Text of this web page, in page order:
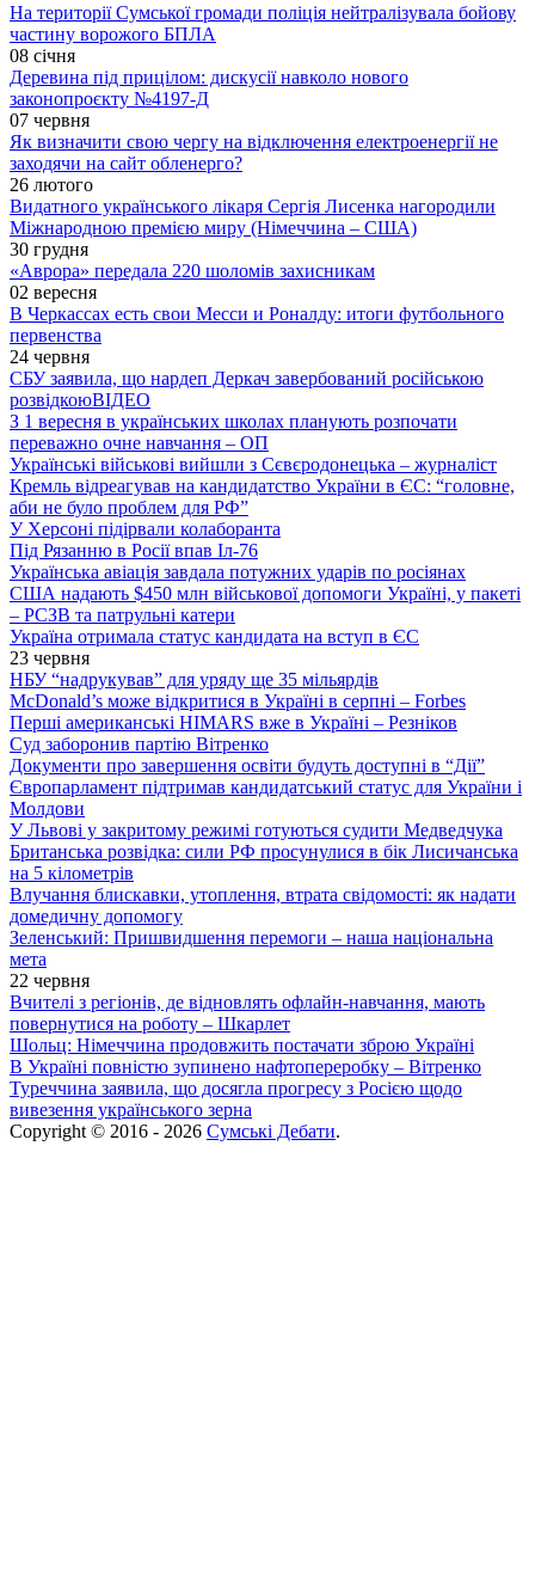
На території Сумської громади поліція нейтралізувала бойову
частину ворожого БПЛА
08 січня
Деревина під прицілом: дискусії навколо нового
законопроєкту №4197-Д
07 червня
Як визначити свою чергу на відключення електроенергії не
заходячи на сайт обленерго?
26 лютого
Видатного українського лікаря Сергія Лисенка нагородили
Міжнародною премією миру (Німеччина – США)
30 грудня
«Аврора» передала 220 шоломів захисникам
02 вересня
В Черкассах есть свои Месси и Роналду: итоги футбольного
первенства
24 червня
СБУ заявила, що нардеп Деркач завербований російською
розвідкоюВІДЕО
З 1 вересня в українських школах планують розпочати
переважно очне навчання – ОП
Українські військові вийшли з Сєвєродонецька – журналіст
Кремль відреагував на кандидатство України в ЄС: “головне,
аби не було проблем для РФ”
У Херсоні підірвали колаборанта
Під Рязанню в Росії впав Іл-76
Українська авіація завдала потужних ударів по росіянах
США надають $450 млн військової допомоги Україні, у пакеті
– РСЗВ та патрульні катери
Україна отримала статус кандидата на вступ в ЄС
23 червня
НБУ “надрукував” для уряду ще 35 мільярдів
McDonald’s може відкритися в Україні в серпні – Forbes
Перші американські HIMARS вже в Україні – Резніков
Суд заборонив партію Вітренко
Документи про завершення освіти будуть доступні в “Дії”
Європарламент підтримав кандидатський статус для України і
Молдови
У Львові у закритому режимі готуються судити Медведчука
Британська розвідка: сили РФ просунулися в бік Лисичанська
на 5 кілометрів
Влучання блискавки, утоплення, втрата свідомості: як надати
домедичну допомогу
Зеленський: Пришвидшення перемоги – наша національна
мета
22 червня
Вчителі з регіонів, де відновлять офлайн-навчання, мають
повернутися на роботу – Шкарлет
Шольц: Німеччина продовжить постачати зброю Україні
В Україні повністю зупинено нафтопереробку – Вітренко
Туреччина заявила, що досягла прогресу з Росією щодо
вивезення українського зерна
Copyright © 2016 - 2026 Сумські Дебати.